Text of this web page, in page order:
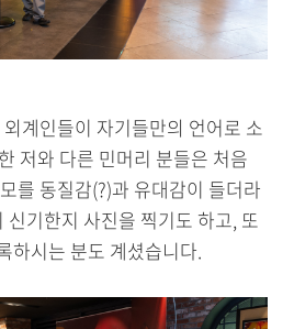
계인들이 자기들만의 언어로 소
저와 다른 민머리 분들은 처음
를 동질감(?)과 유대감이 들더라
신기한지 사진을 찍기도 하고, 또
하시는 분도 계셨습니다.